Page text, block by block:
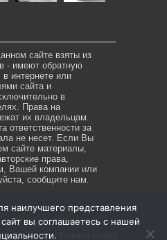
сайте взяты из
- имеют обратную
интернете или
сайта и
в
Права на
их владельцам.
ответственности за
не несет. Если Вы
сайте материалы,
права,
Вашей компании или
сообщите нам.
Reserved. Же-ЖУР все права
наилучшего представления
вы соглашаетесь с нашей